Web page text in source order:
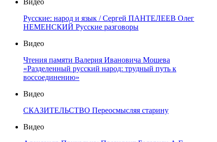
Видео
Русские: народ и язык / Сергей ПАНТЕЛЕЕВ Олег
НЕМЕНСКИЙ Русские разговоры
Видео
Чтения памяти Валерия Ивановича Мошева
«Разделенный русский народ: трудный путь к
воссоединению»
Видео
СКАЗИТЕЛЬСТВО Переосмысляя старину
Видео